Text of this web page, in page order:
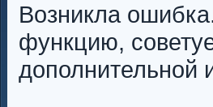
Возникла
функцию,
дополнительной